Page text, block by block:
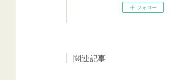
フォロー
関連記事